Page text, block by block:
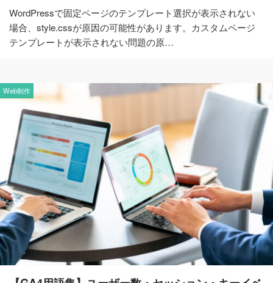
WordPressで固定ページのテンプレート選択が表示されない
場合、style.cssが原因の可能性があります。カスタムページ
テンプレートが表示されない問題の原…
Web制作